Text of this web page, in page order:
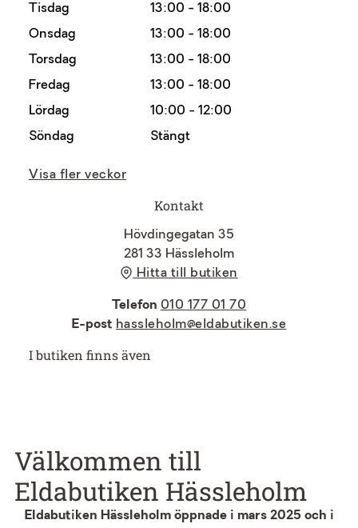
Tisdag
13:00 - 18:00
Onsdag
13:00 - 18:00
Torsdag
13:00 - 18:00
Fredag
13:00 - 18:00
Lördag
10:00 - 12:00
Söndag
Stängt
Visa fler veckor
Kontakt
Hövdingegatan 35
281 33 Hässleholm
Hitta till butiken
Telefon 010 177 01 70
E-post hassleholm@eldabutiken.se
I butiken finns även
Välkommen till
Eldabutiken Hässleholm
Eldabutiken Hässleholm öppnade i mars 2025 och i